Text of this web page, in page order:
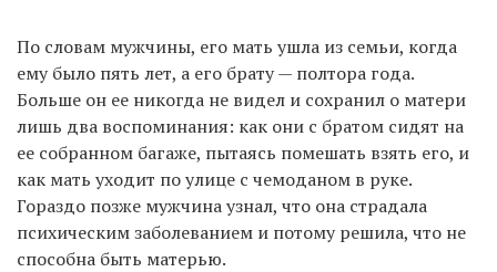
По словам мужчины, его мать ушла из семьи, когда
ему было пять лет, а его брату — полтора года.
Больше он ее никогда не видел и сохранил о матери
лишь два воспоминания: как они с братом сидят на
ее собранном багаже, пытаясь помешать взять его, и
как мать уходит по улице с чемоданом в руке.
Гораздо позже мужчина узнал, что она страдала
психическим заболеванием и потому решила, что не
способна быть матерью.